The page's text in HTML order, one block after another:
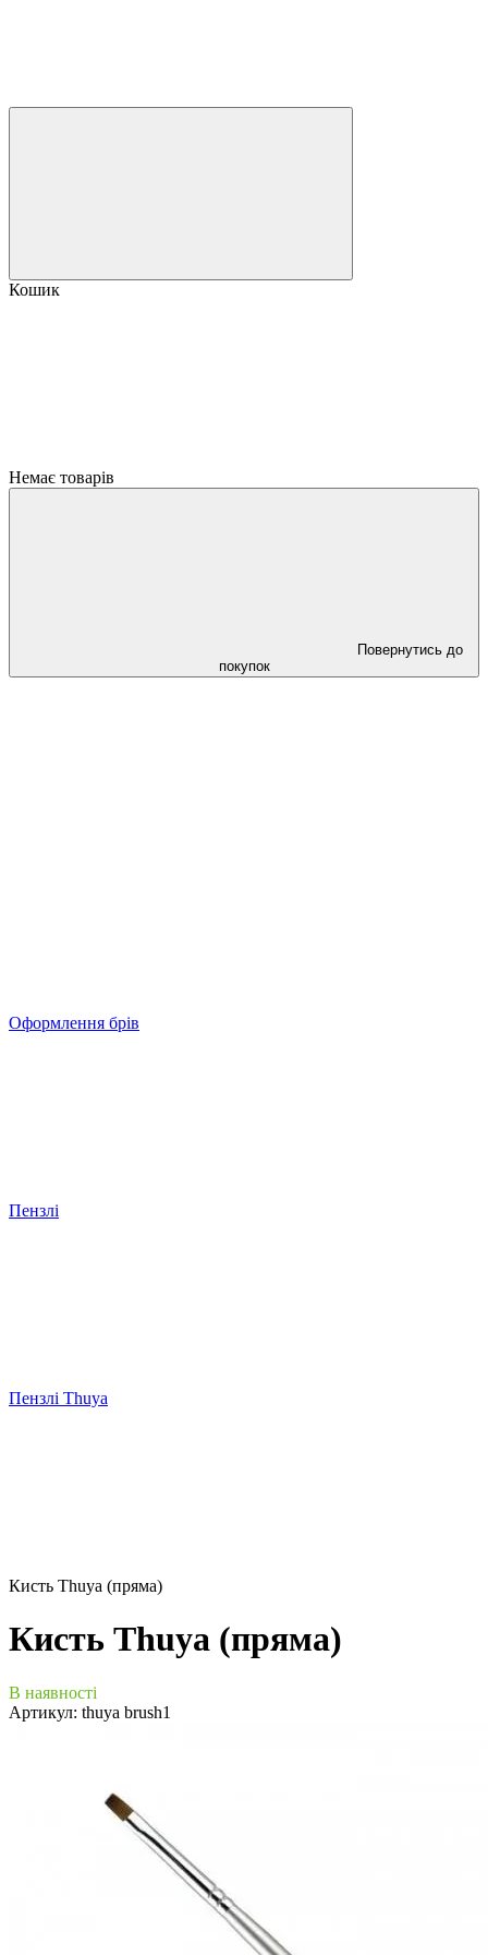
Кошик
Немає товарів
Повернутись до
покупок
Оформлення брів
Пензлі
Пензлі Thuya
Кисть Thuya (пряма)
Кисть Thuya (пряма)
В наявності
Артикул: thuya brush1